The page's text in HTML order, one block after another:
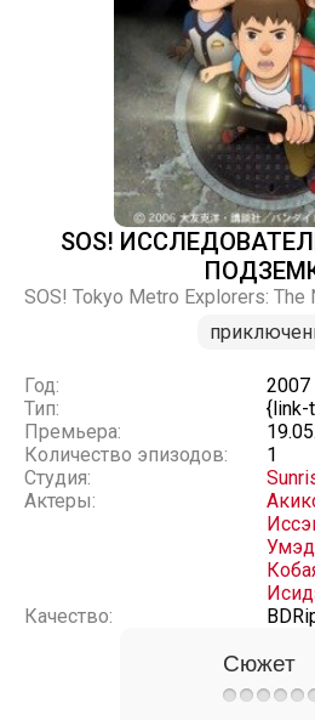
SOS!
SOS! Tokyo Metro Explorers: The
Год:
2007
Тип:
{link-
Премьера:
Количество эпизодов:
1
Студия:
Актеры:
Качество:
Сюжет